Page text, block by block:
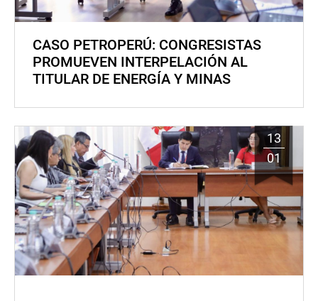
CASO PETROPERÚ: CONGRESISTAS
PROMUEVEN INTERPELACIÓN AL
TITULAR DE ENERGÍA Y MINAS
13
01